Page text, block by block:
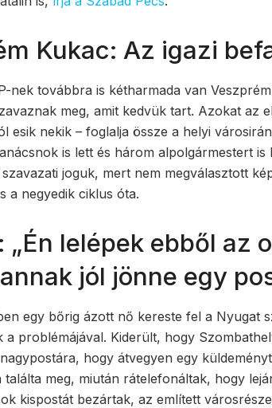
Kukac: Az igazi
nek továbbra is kétharmada van
meg, amit kedvük tart. Azokat az
esik nekik – foglalja össze a helyi
is lett és három alpolgármestert
joguk, mert nem megválasztott
a negyedik ciklus óta.
„Én lelépek ebből az
jól jönne egy
egy bőrig ázott nő kereste fel a Nyugat
a problémájával. Kiderült, hogy
hogy átvegyen egy
találta meg, miután rátelefonáltak, hogy
kispostát bezártak, az említett